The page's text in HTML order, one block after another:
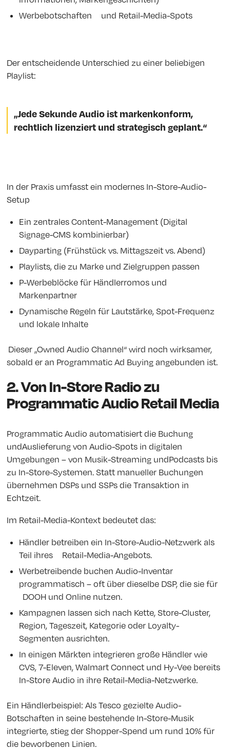
Werbebotschaften und Retail-Media-Spots
Der entscheidende Unterschied zu einer beliebigen
Playlist:
„Jede Sekunde Audio ist markenkonform,
rechtlich lizenziert und strategisch geplant.“
In der Praxis umfasst ein modernes In-Store-Audio-
Setup
Ein zentrales Content-Management (Digital
Signage-CMS kombinierbar)
Dayparting (Frühstück vs. Mittagszeit vs. Abend)
Playlists, die zu Marke und Zielgruppen passen
P-Werbeblöcke für Händlerromos und
Markenpartner
Dynamische Regeln für Lautstärke, Spot-Frequenz
und lokale Inhalte
Dieser „Owned Audio Channel“ wird noch wirksamer,
sobald er an Programmatic Ad Buying angebunden ist.
2. Von In-Store Radio zu
Programmatic Audio Retail Media
Programmatic Audio automatisiert die Buchung
undAuslieferung von Audio-Spots in digitalen
Umgebungen – von Musik-Streaming undPodcasts bis
zu In-Store-Systemen. Statt manueller Buchungen
übernehmen DSPs und SSPs die Transaktion in
Echtzeit.
Im Retail-Media-Kontext bedeutet das:
Händler betreiben ein In-Store-Audio-Netzwerk als
Teil ihres Retail-Media-Angebots.
Werbetreibende buchen Audio-Inventar
programmatisch – oft über dieselbe DSP, die sie für
DOOH und Online nutzen.
Kampagnen lassen sich nach Kette, Store-Cluster,
Region, Tageszeit, Kategorie oder Loyalty-
Segmenten ausrichten.
In einigen Märkten integrieren große Händler wie
CVS, 7-Eleven, Walmart Connect und Hy-Vee bereits
In-Store Audio in ihre Retail-Media-Netzwerke.
Ein Händlerbeispiel: Als Tesco gezielte Audio-
Botschaften in seine bestehende In-Store-Musik
integrierte, stieg der Shopper-Spend um rund 10% für
die beworbenen Linien.